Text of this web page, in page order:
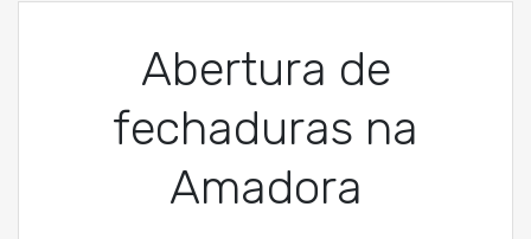
Abertura de
fechaduras na
Amadora